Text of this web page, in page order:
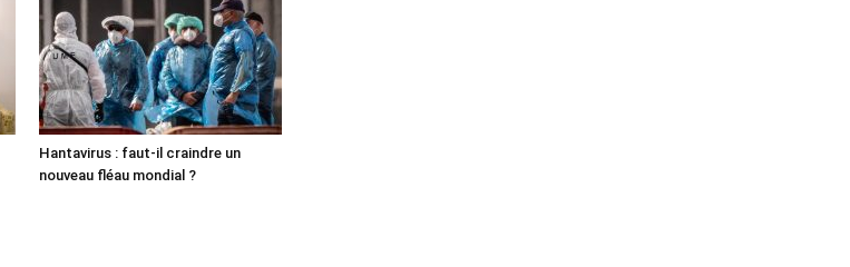
Hantavirus : faut-il craindre un
nouveau fléau mondial ?